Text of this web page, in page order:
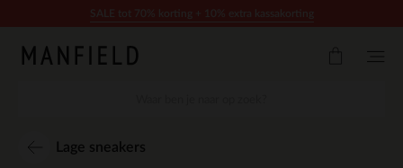
Lage sneakers